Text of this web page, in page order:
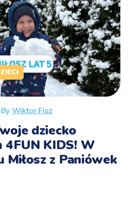
By Wiktor Fisz
dziecko
KIDS! W
z Paniówek